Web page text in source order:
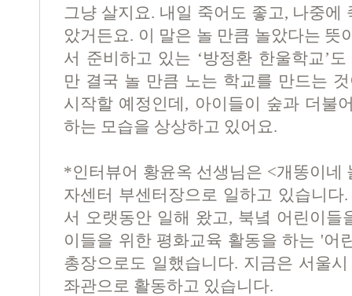
그냥 살지요. 내일 죽어도 좋고, 나중에
았거든요. 이 말은 놀 만큼 놀았다는 뜻
서 준비하고 있는 ‘방정환 한울학교’
만 결국 놀 만큼 노는 학교를 만드는
시작할 예정인데, 아이들이 숲과 더불
하는 모습을 상상하고 있어요.
*인터뷰어 황윤옥 선생님은 <개똥이네
자센터 부센터장으로 일하고 있습니
서 오랫동안 일해 왔고, 북녘 어린이들
이들을 위한 평화교육 활동을 하는 '어
총장으로도 일했습니다. 지금은 서울
좌관으로 활동하고 있습니다.